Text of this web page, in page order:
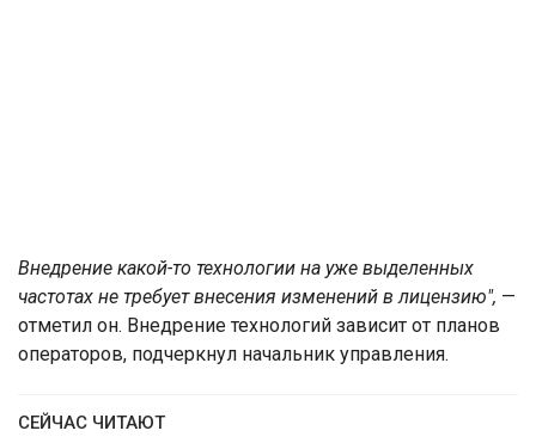
Внедрение какой-то технологии на уже выделенных
частотах не требует внесения изменений в лицензию", —
отметил он. Внедрение технологий зависит от планов
операторов, подчеркнул начальник управления.
СЕЙЧАС ЧИТАЮТ